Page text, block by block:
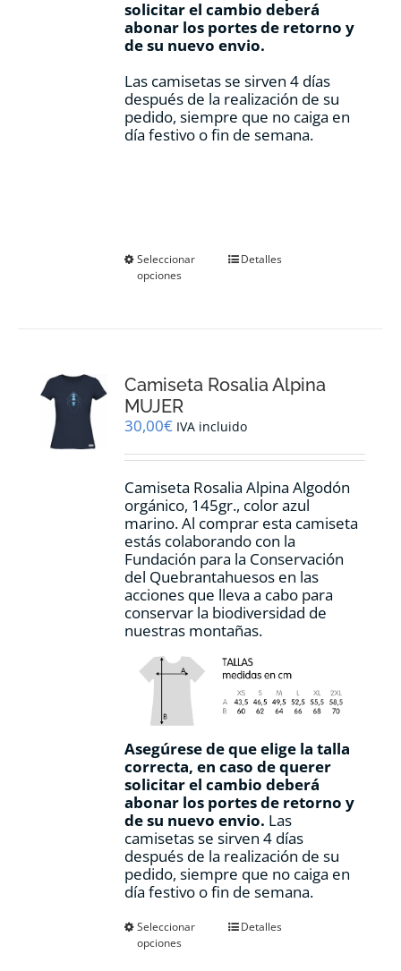
solicitar el cambio deberá
abonar los portes de retorno y
de su nuevo envio.
Las camisetas se sirven 4 días
después de la realización de su
pedido, siempre que no caiga en
día festivo o fin de semana.
Seleccionar
opciones
Este
se
elegir
la
de
producto
Detalles
Camiseta Rosalia Alpina
MUJER
30,00€ IVA incluido
Camiseta Rosalia Alpina Algodón
orgánico, 145gr., color azul
marino. Al comprar esta camiseta
estás colaborando con la
Fundación para la Conservación
del Quebrantahuesos en las
acciones que lleva a cabo para
conservar la biodiversidad de
nuestras montañas.
Asegúrese de que elige la talla
correcta, en caso de querer
solicitar el cambio deberá
abonar los portes de retorno y
de su nuevo envio. Las
camisetas se sirven 4 días
después de la realización de su
pedido, siempre que no caiga en
día festivo o fin de semana.
Seleccionar
opciones
EsteDetalles